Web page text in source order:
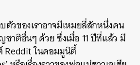
ตัวของเราอาจมีเหมยลี่สักหนึ่งคน
าติอื่นๆ ด้วย ซึ่งเมื่อ 11 ปีที่แล้ว มี
Reddit ในคอมมูนิตี้